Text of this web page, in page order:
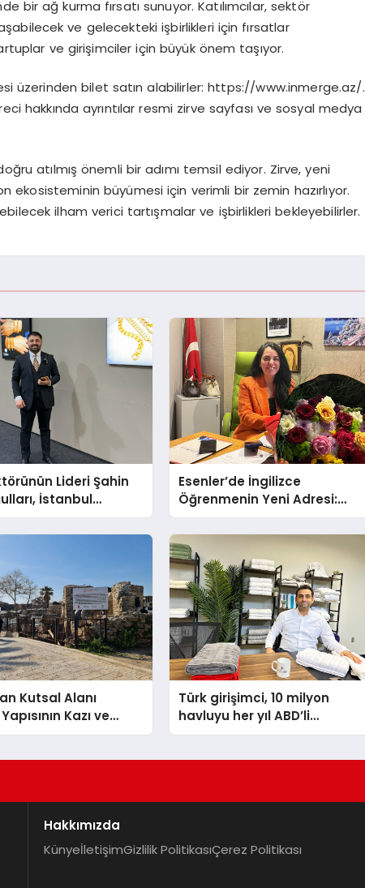
bir ağ kurma fırsatı sunuyor. Katılımcılar, sektör
ve gelecekteki işbirlikleri için fırsatlar
ve girişimciler için büyük önem taşıyor.
üzerinden bilet satın alabilirler: https://www.inmerge.az/.
hakkında ayrıntılar resmi zirve sayfası ve sosyal medya
atılmış önemli bir adımı temsil ediyor. Zirve, yeni
ekosisteminin büyümesi için verimli bir zemin hazırlıyor.
ilham verici tartışmalar ve işbirlikleri bekleyebilirler.
Lideri Şahin
İstanbul
Fuarı’nda Parladı ￼
Esenler’de İngilizce
Öğrenmenin Yeni Adresi:
Büyük Açılış Fırsatıyla %20
İndirim!
Kutsal Alanı
Kazı ve
Selectum
Türk girişimci, 10 milyon
havluyu her yıl ABD’li
tüketicilerle buluşturuyor
Hakkımızda
KünyeİletişimGizlilik PolitikasıÇerez Politikası